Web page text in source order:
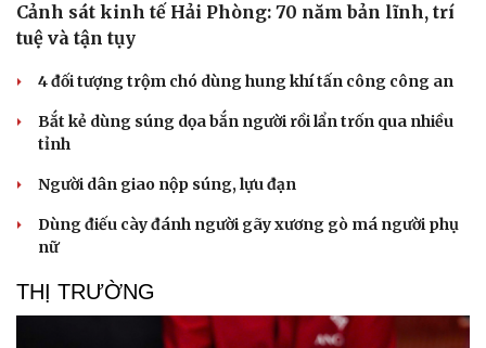
Cảnh sát kinh tế Hải Phòng: 70 năm bản lĩnh, trí
tuệ và tận tụy
4 đối tượng trộm chó dùng hung khí tấn công công an
Bắt kẻ dùng súng dọa bắn người rồi lẩn trốn qua nhiều
tỉnh
Người dân giao nộp súng, lựu đạn
Dùng điếu cày đánh người gãy xương gò má người phụ
nữ
THỊ TRƯỜNG